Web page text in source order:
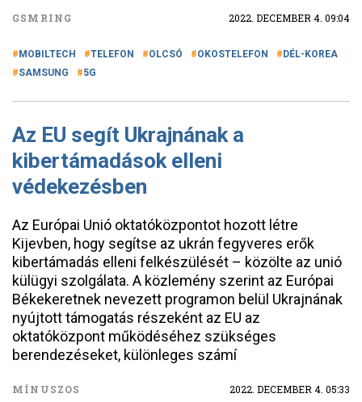
GSMRING 2022. DECEMBER 4. 09:04
MOBILTECH TELEFON OLCSÓ OKOSTELEFON
DÉL-KOREA
SAMSUNG
5G
Az EU segít Ukrajnának a
kibertámadások elleni
védekezésben
Az Európai Unió oktatóközpontot hozott létre
Kijevben, hogy segítse az ukrán fegyveres erők
kibertámadás elleni felkészülését – közölte az unió
külügyi szolgálata. A közlemény szerint az Európai
Békekeretnek nevezett programon belül Ukrajnának
nyújtott támogatás részeként az EU az
oktatóközpont működéséhez szükséges
berendezéseket, különleges számí
MÍNUSZOS 2022. DECEMBER 4. 05:33